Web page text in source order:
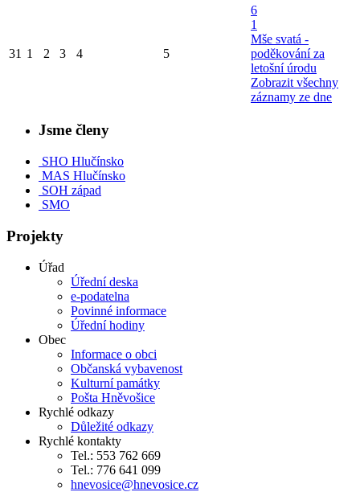
31 1 2 3 4 5
6
1
Mše svatá -
poděkování za
letošní úrodu
Zobrazit všechny
záznamy ze dne
Jsme členy
SHO Hlučínsko
MAS Hlučínsko
SOH západ
SMO
Projekty
Úřad
Úřední deska
e-podatelna
Povinné informace
Úřední hodiny
Obec
Informace o obci
Občanská vybavenost
Kulturní památky
Pošta Hněvošice
Rychlé odkazy
Důležité odkazy
Rychlé kontakty
Tel.: 553 762 669
Tel.: 776 641 099
hnevosice@hnevosice.cz